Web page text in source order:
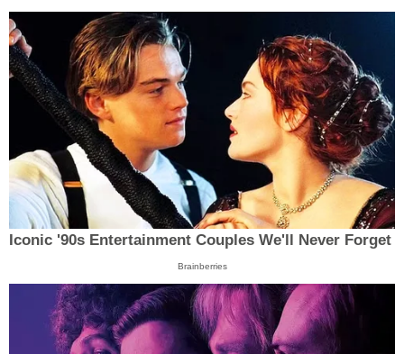
Iconic '90s Entertainment Couples We'll Never Forget
Brainberries